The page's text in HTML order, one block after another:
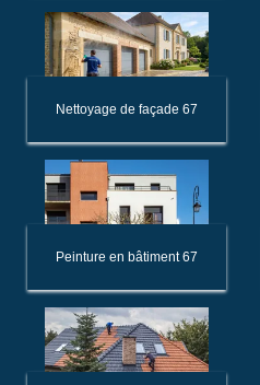
Nettoyage de façade 67
Peinture en bâtiment 67